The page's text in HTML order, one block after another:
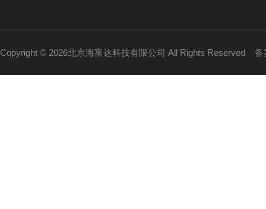
Copyright © 2026北京海富达科技有限公司 All Rights Reserved 备